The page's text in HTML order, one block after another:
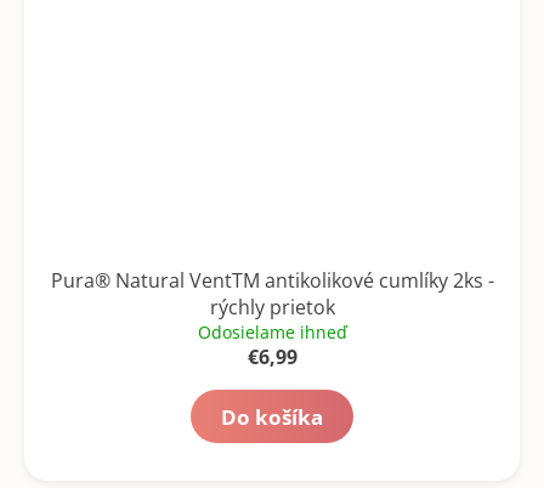
Pura® Natural VentTM antikolikové cumlíky 2ks -
rýchly prietok
Odosielame ihneď
€6,99
Do košíka